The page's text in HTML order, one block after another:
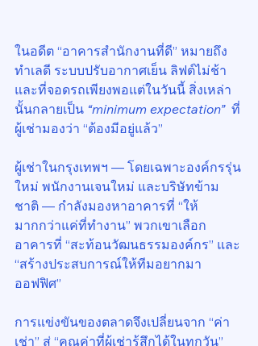
ในอดีต “อาคารสำนักงานที่ดี” หมายถึง
ทำเลดี ระบบปรับอากาศเย็น ลิฟต์ไม่ช้า
และที่จอดรถเพียงพอแต่ในวันนี้ สิ่งเหล่า
นั้นกลายเป็น “minimum expectation” ที่
ผู้เช่ามองว่า “ต้องมีอยู่แล้ว”
ผู้เช่าในกรุงเทพฯ — โดยเฉพาะองค์กรรุ่น
ใหม่ พนักงานเจนใหม่ และบริษัทข้าม
ชาติ — กำลังมองหาอาคารที่ “ให้
มากกว่าแค่ที่ทำงาน” พวกเขาเลือก
อาคารที่ “สะท้อนวัฒนธรรมองค์กร” และ
“สร้างประสบการณ์ให้ทีมอยากมา
ออฟฟิศ”
การแข่งขันของตลาดจึงเปลี่ยนจาก “ค่า
เช่า” สู่ “คุณค่าที่ผู้เช่ารู้สึกได้ในทุกวัน”